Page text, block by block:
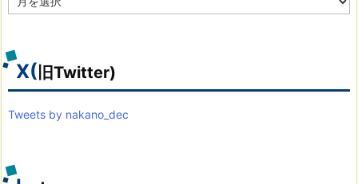
ー
ブ
X( 旧Twitter)
Tweets by nakano_dec